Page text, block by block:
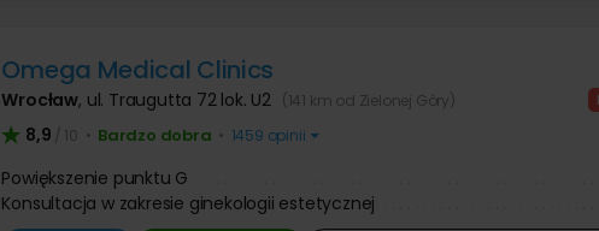
Omega Medical Clinics
Wrocław, ul. Traugutta 72 lok. U2 (141 km od Zielonej Góry)
8,9 / 10 • Bardzo dobra • 1459 opinii
Powiększenie punktu G
Konsultacja w zakresie ginekologii estetycznej